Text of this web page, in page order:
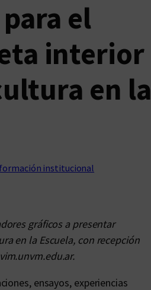
el
interior
en la
institucional
gráficos a presentar
en la Escuela, con recepción
ensayos, experiencias